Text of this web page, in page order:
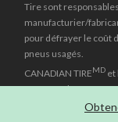
Tire sont
manufacturier/
pour défrayer le coût
pneus usagés.
CANADIAN TIREMD et
marques de